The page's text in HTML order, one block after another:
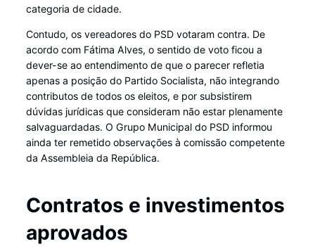
categoria de cidade.
Contudo, os vereadores do PSD votaram contra. De
acordo com Fátima Alves, o sentido de voto ficou a
dever-se ao entendimento de que o parecer refletia
apenas a posição do Partido Socialista, não integrando
contributos de todos os eleitos, e por subsistirem
dúvidas jurídicas que consideram não estar plenamente
salvaguardadas. O Grupo Municipal do PSD informou
ainda ter remetido observações à comissão competente
da Assembleia da República.
Contratos e investimentos
aprovados